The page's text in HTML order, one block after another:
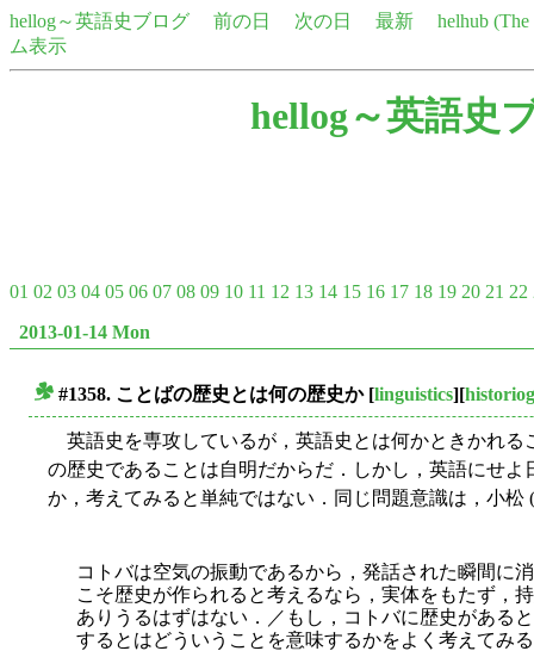
hellog～英語史ブログ 前の日 次の日 最新
helhub
ム表示
hellog～英語史
01 02 03 04 05 06 07 08 09 10 11 12 13 14 15 16 17 18 19 20 21 22
2013-01-14 Mon
#1358. ことばの歴史とは何の歴史か[linguistics][
英語史を専攻しているが，英語史とは何かときかれる
の歴史であることは自明だからだ．しかし，英語にせ
か，考えてみると単純ではない．同じ問題意識は，小松
コトバは空気の振動であるから，発話された瞬間に
こそ歴史が作られると考えるなら，実体をもたず，
ありうるはずはない．／もし，コトバに歴史がある
するとはどういうことを意味するかをよく考えてみ